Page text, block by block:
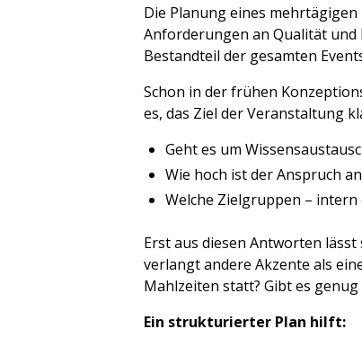
Die Planung eines
Anforderungen an Qualität
Bestandteil der gesamten
Schon in der frühen
es, das Ziel der Veranstaltung
Geht es um
Wie hoch ist der Anspruch
Welche Zielgruppen –
Erst aus diesen Antworten lässt
verlangt andere Akzente als
Mahlzeiten statt? Gibt es
Ein strukturierter Plan hilft: